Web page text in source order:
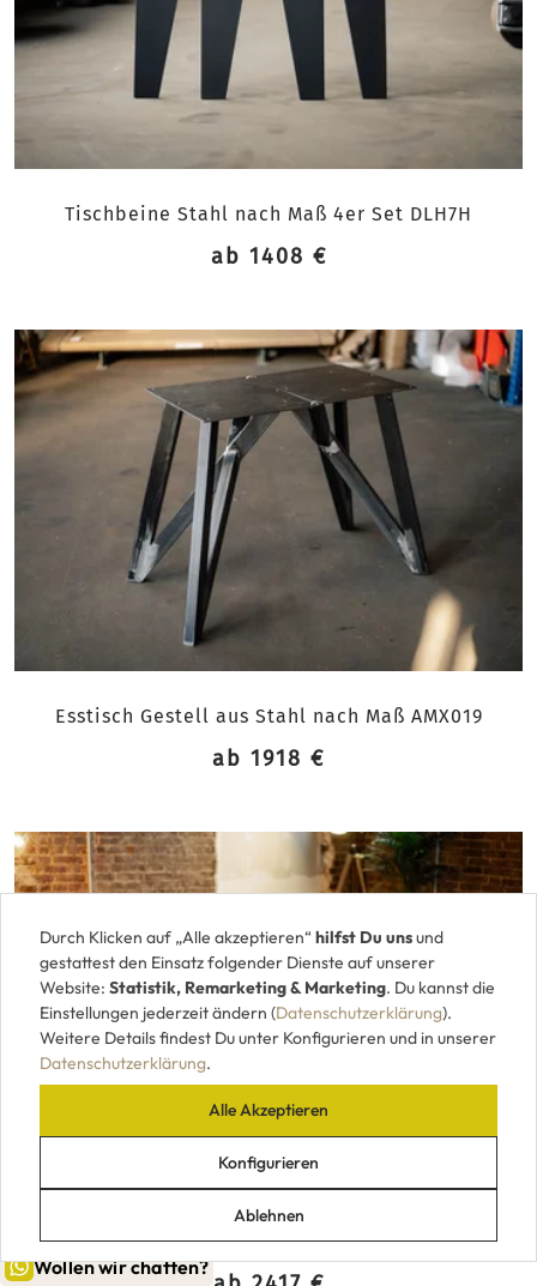
Tischbeine Stahl nach Maß 4er Set DLH7H
ab 1408 €
Esstisch Gestell aus Stahl nach Maß AMX019
ab 1918 €
Demontierbares Tischuntergestell Stahl
selbsttragend nach Maß KLM3631
Wollen wir chatten?
Durch Klicken auf „Alle akzeptieren“ hilfst Du unsund
gestattest den Einsatz folgender Dienste auf unserer
Website: Statistik, Remarketing & Marketing. Du kannst die
Einstellungen jederzeit ändern (Datenschutzerklärung).
Weitere Details findest Du unter Konfigurieren und in unserer
Datenschutzerklärung.
Ablehnen
Konfigurieren
Alle Akzeptieren